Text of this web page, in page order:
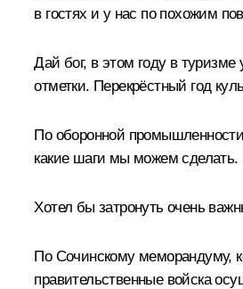
в гостях и у нас по похожим
Дай бог, в этом году в
отметки. Перекрёстный год
По оборонной
какие шаги мы можем
Хотел бы затронуть очень
По Сочинскому меморандуму,
правительственные войска